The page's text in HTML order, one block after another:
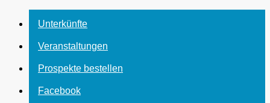
Unterkünfte
Veranstaltungen
Prospekte bestellen
Facebook